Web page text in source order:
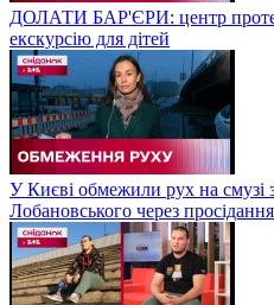
ДОЛАТИ БАР'ЄРИ: центр
екскурсію для дітей
У Києві обмежили рух на смузі
Лобановського через